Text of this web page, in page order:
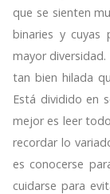
que se sienten
binaries y cuyas
mayor
tan bien hilada
Está dividido en
mejor es leer
recordar lo
es conocerse
cuidarse para